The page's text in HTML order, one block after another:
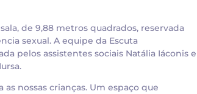
de 9,88 metros quadrados, reservada
sexual. A equipe da Escuta
pelos assistentes sociais Natália Iáconis e
nossas crianças. Um espaço que